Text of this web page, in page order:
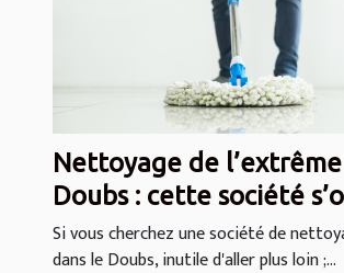
Nettoyage de
Doubs : cette société
de tout !
Si vous cherchez une société de
dans le Doubs, inutile d'aller plus loin ;...